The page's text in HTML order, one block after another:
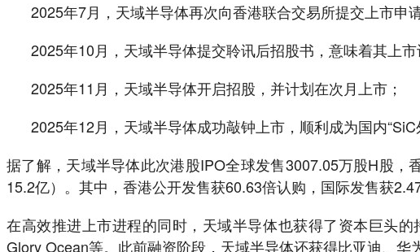
2025年7月，天域半导体再次向香港联合交易所提交上市申
2025年10月，天域半导体提交聆讯后招股书，意味着其上市
2025年11月，天域半导体开启招股，并计划在次月上市；
2025年12月，天域半导体成功敲钟上市，顺利成为国内“SiC
据了解，天域半导体此次港股IPO全球发售3007.05万股H股
15.2亿）。其中，香港公开发售获60.63倍认购，国际发售获
在高效推进上市进程的同时，天域半导体也获得了资本巨头
Glory Ocean等。此前融资阶段，天域半导体还获得比亚迪、